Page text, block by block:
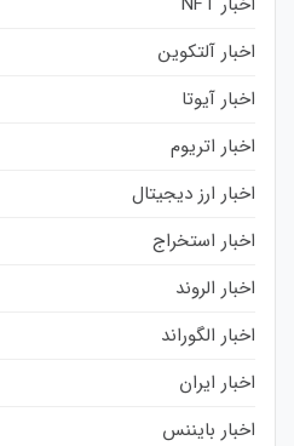
اخبار آلتکوین
اخبار آیوتا
اخبار اتریوم
اخبار ارز دیجیتال
اخبار استخراج
اخبار الروند
اخبار الگوراند
اخبار ایران
اخبار بایننس